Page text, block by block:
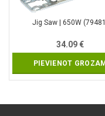
Jig Saw | 650W
34.09€
PIEVIENOT GROZAM